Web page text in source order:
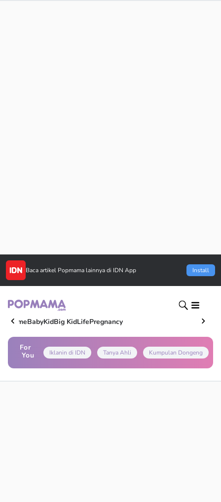
Baca artikel Popmama lainnya di IDN App Install
HomeBabyKidBig KidLifePregnancy
For
You
Iklanin di IDN Tanya Ahli Kumpulan Dongeng